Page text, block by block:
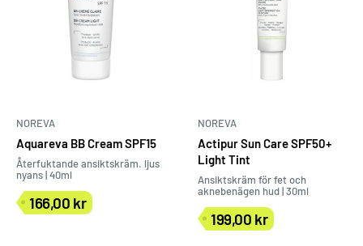
NOREVA
Aquareva BB Cream SPF15
Återfuktande ansiktskräm. ljus
nyans | 40ml
Försäljningspris
166,00 kr
NOREVA
Actipur Sun Care SPF50+
Light Tint
Ansiktskräm för fet och
aknebenägen hud | 30ml
Försäljningspris
199,00 kr